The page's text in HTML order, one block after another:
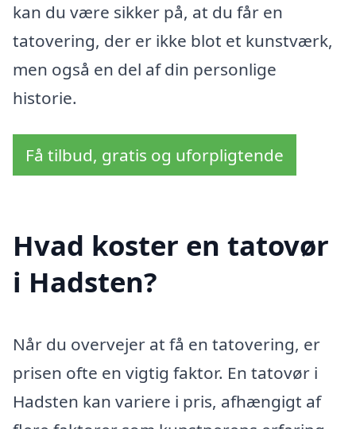
kan du være sikker på, at du får en
tatovering, der er ikke blot et kunstværk,
men også en del af din personlige
historie.
Få tilbud, gratis og uforpligtende
Hvad koster en tatovør
i Hadsten?
Når du overvejer at få en tatovering, er
prisen ofte en vigtig faktor. En tatovør i
Hadsten kan variere i pris, afhængigt af